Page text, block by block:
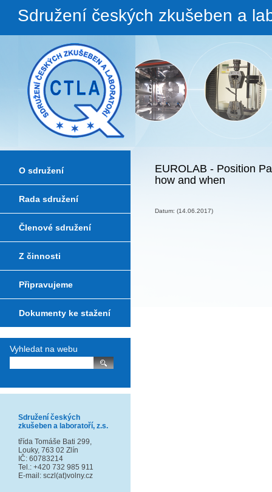
Sdružení českých zkušeben a
EUROLAB - Position
how and when
Datum: (14.06.2017)
O sdružení
Rada sdružení
Členové sdružení
Z činnosti
Připravujeme
Dokumenty ke stažení
Vyhledat na webu
Sdružení českých
zkušeben a laboratoří, z.s.
třída Tomáše Bati 299,
Louky, 763 02 Zlín
IČ: 60783214
Tel.: +420 732 985 911
E-mail: sczl(at)volny.cz